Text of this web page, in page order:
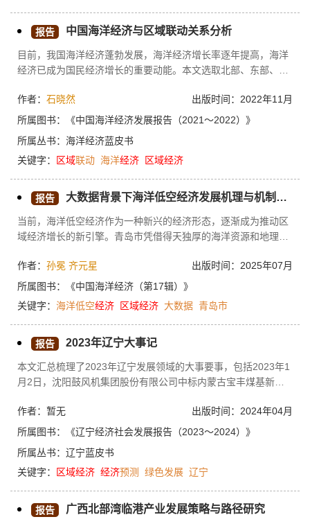
报告 中国海洋经济与区域联动关系分析
目前，我国海洋经济蓬勃发展，海洋经济增长率逐年提高，海洋
经济已成为国民经济增长的重要动能。本文选取北部、东部、南
长率、计量模型回归等，定量揭示其海洋开发活动与区域经济发
展间的联动特征，并对三大海洋经济圈的回归结果进行对比。结
强，拉动度和间接贡献度最高；南部海洋经济圈海洋产业对区域
经济的直接贡献度最强，尚未形成双向循环推动作用；北部海洋
经济圈的区域经济可有效带动海洋产业的发展，但海洋产业发展
对区域经济的推动作用相对较弱。各区域间联动差异的内在因素
主要为海洋资源配置与经济发展环境、海陆统筹协调发展程度、
海洋产业与区域经济关联匹配以及政策效应差异。
出版时间：2022年11月
作者： 石晓然
所属图书：
《中国海洋经济发展报告（2021～2022）》
所属丛书： 海洋经济蓝皮书
关键字：
区域联动 海洋经济 区域经济
报告 大数据背景下海洋低空经济发展机理与机制——以青岛市为例
当前，海洋低空经济作为一种新兴的经济形态，逐渐成为推动区
域经济增长的新引擎。青岛市凭借得天独厚的海洋资源和地理优
可持续发展。本文聚焦大数据背景下青岛市海洋低空经济的发展
机理与机制，旨在探索这一新兴经济形态如何推动区域经济增
同和大数据治理等关键要素，并量化它们对海洋低空经济发展的
影响程度。基于此，本文提出构建前瞻性政策体系支持与引导、
强化相关技术创新和人才培养、协同推进产业协同与生态构建以
出版时间：2025年07月
作者： 孙冕 齐元星
所属图书：
《中国海洋经济（第17辑）》
关键字： 海洋低空经济 区域经济 大数据 青岛市
报告 2023年辽宁大事记
本文汇总梳理了2023年辽宁发展领域的大事要事，包括2023年1
月2日，沈阳鼓风机集团股份有限公司中标内蒙古宝丰煤基新材
能源生产烯烃的项目，在大空分领域再次刷新关键设备国产化纪
录；2023年1月2日，东北地区首票保税维修货物在营口通关，标
打造的“保税+”发展模式全面启动；2023年1月6日，大石桥市、
辽阳县、兴城市三地，入选全国第七批率先基本实现主要农作物
生产全程机械化示范县（市、区）等。
出版时间：2024年04月
作者：暂无
所属图书：
《辽宁经济社会发展报告（2023～2024）》
所属丛书： 辽宁蓝皮书
关键字：
区域经济 经济预测 绿色发展 辽宁
报告 广西北部湾临港产业发展策略与路径研究